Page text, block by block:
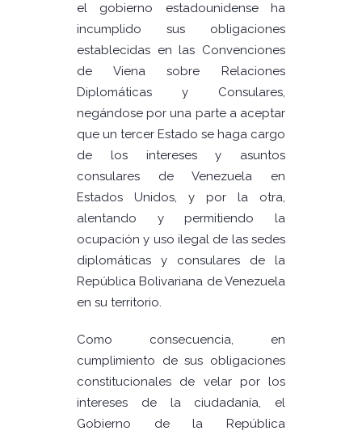
el gobierno estadounidense ha
incumplido sus obligaciones
establecidas en las Convenciones
de Viena sobre Relaciones
Diplomáticas y Consulares,
negándose por una parte a aceptar
que un tercer Estado se haga cargo
de los intereses y asuntos
consulares de Venezuela en
Estados Unidos, y por la otra,
alentando y permitiendo la
ocupación y uso ilegal de las sedes
diplomáticas y consulares de la
República Bolivariana de Venezuela
en su territorio.
Como consecuencia, en
cumplimiento de sus obligaciones
constitucionales de velar por los
intereses de la ciudadanía, el
Gobierno de la República